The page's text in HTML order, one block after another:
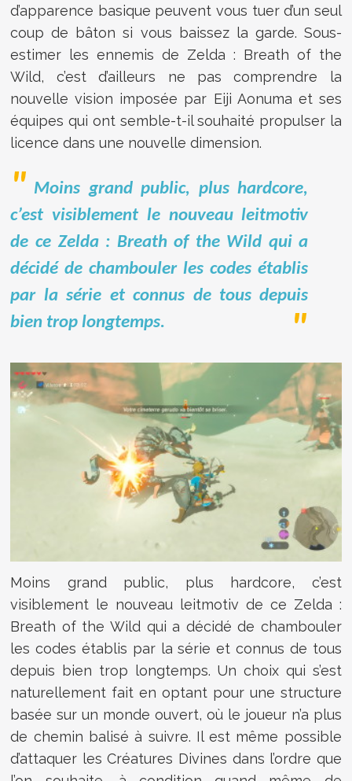
d’apparence basique peuvent vous tuer d’un seul
coup de bâton si vous baissez la garde. Sous-
estimer les ennemis de Zelda : Breath of the
Wild, c’est d’ailleurs ne pas comprendre la
nouvelle vision imposée par Eiji Aonuma et ses
équipes qui ont semble-t-il souhaité propulser la
licence dans une nouvelle dimension.
Moins grand public, plus hardcore,
c’est visiblement le nouveau leitmotiv
de ce Zelda : Breath of the Wild qui a
décidé de chambouler les codes établis
par la série et connus de tous depuis
bien trop longtemps.
Moins grand public, plus hardcore, c’est
visiblement le nouveau leitmotiv de ce Zelda :
Breath of the Wild qui a décidé de chambouler
les codes établis par la série et connus de tous
depuis bien trop longtemps. Un choix qui s’est
naturellement fait en optant pour une structure
basée sur un monde ouvert, où le joueur n’a plus
de chemin balisé à suivre. Il est même possible
d’attaquer les Créatures Divines dans l’ordre que